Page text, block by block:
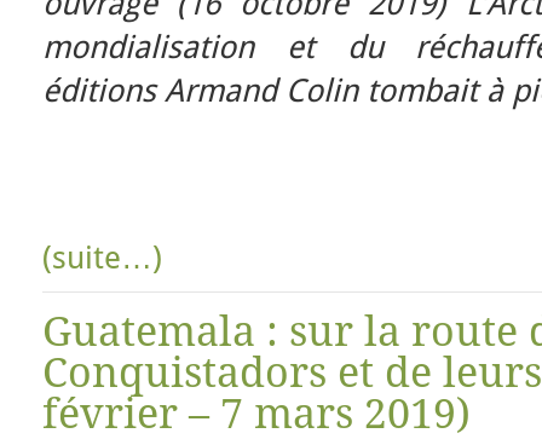
mondialisation et du
éditions Armand Colin tombait à
(suite…)
Guatemala : sur la route
Conquistadors et de
février – 7 mars 2019)